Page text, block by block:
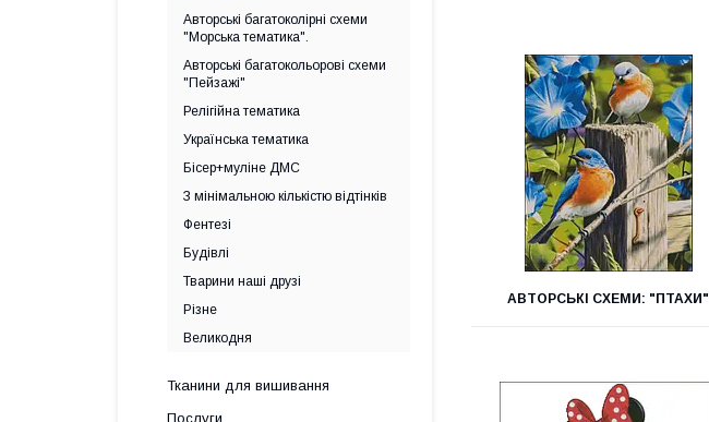
АВТОРСЬКІ СХЕМИ: "ПТАХИ"
Авторські багатоколірні схеми
"Морська тематика".
Авторські багатокольорові схеми
"Пейзажі"
Релігійна тематика
Українська тематика
Бісер+муліне ДМС
З мінімальною кількістю відтінків
Фентезі
Будівлі
Тварини наші друзі
Різне
Великодня
Тканини для вишивання
Послуги